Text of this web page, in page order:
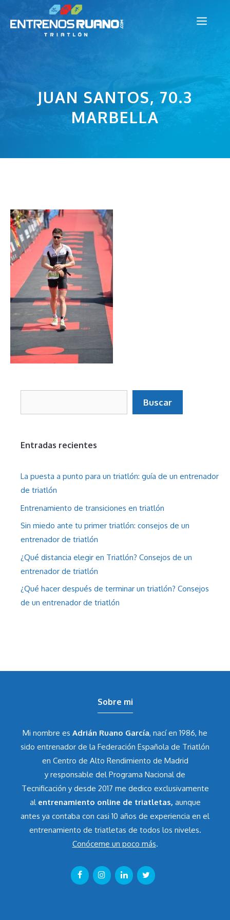
JUAN SANTOS, 70.3
MARBELLA
Buscar
Entradas recientes
La puesta a punto para un triatlón: guía de un entrenador
de triatlón
Entrenamiento de transiciones en triatlón
Sin miedo ante tu primer triatlón: consejos de un
entrenador de triatlón
¿Qué distancia elegir en Triatlón? Consejos de un
entrenador de triatlón
¿Qué hacer después de terminar un triatlón? Consejos
de un entrenador de triatlón
Sobre mi
Mi nombre es Adrián Ruano García, nací en 1986, he
sido entrenador de la Federación Española de Triatlón
en Centro de Alto Rendimiento de Madrid
y responsable del Programa Nacional de
Tecnificación y desde 2017 me dedico exclusivamente
al entrenamiento online de triatletas, aunque
antes ya contaba con casi 10 años de experiencia en el
entrenamiento de triatletas de todos los niveles.
Conóceme un poco más.